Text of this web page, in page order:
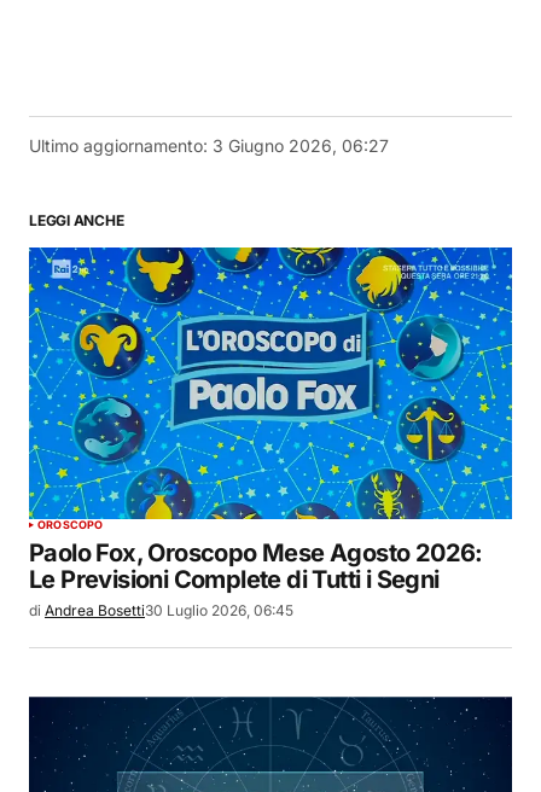
Ultimo aggiornamento: 3 Giugno 2026, 06:27
LEGGI ANCHE
OROSCOPO
Paolo Fox, Oroscopo Mese Agosto 2026:
Le Previsioni Complete di Tutti i Segni
di Andrea Bosetti30 Luglio 2026, 06:45